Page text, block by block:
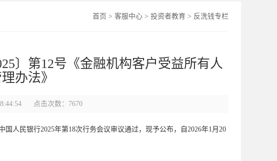
首页 > 客服中心 > 投资者教育 > 反洗钱专栏
〕第12号《金融机构客户受益所有人
办法》
点击次数：7670
国人民银行2025年第18次行务会议审议通过，现予公布，自2026年1月20